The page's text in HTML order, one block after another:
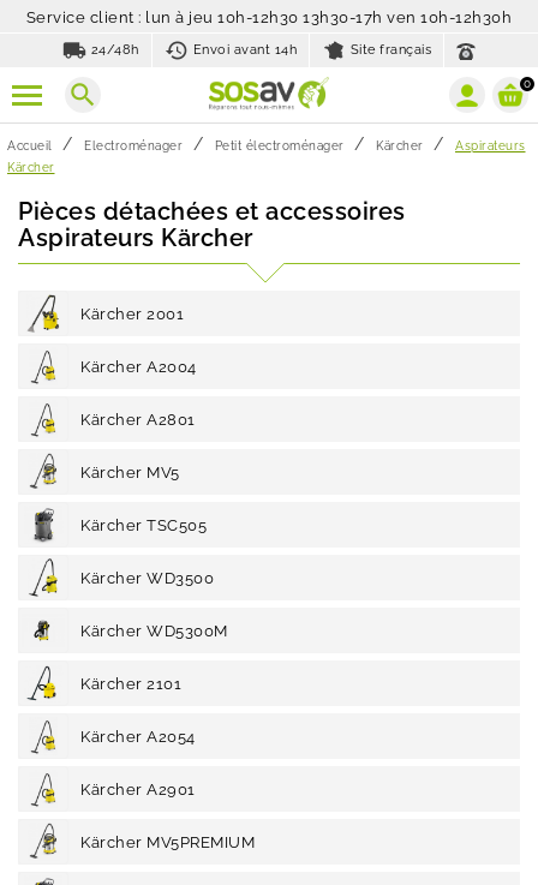
Service client : lun à jeu 10h-12h30 13h30-17h ven 10h-12h30h
local_shipping 24/48h history_toggle_off
Envoi avant 14h Site français
search 0
Accueil Electroménager Petit électroménager Kärcher
Aspirateurs
Kärcher
Pièces détachées et accessoires
Aspirateurs Kärcher
Kärcher 2001
Kärcher A2004
Kärcher A2801
Kärcher MV5
Kärcher TSC505
Kärcher WD3500
Kärcher WD5300M
Kärcher 2101
Kärcher A2054
Kärcher A2901
Kärcher MV5PREMIUM